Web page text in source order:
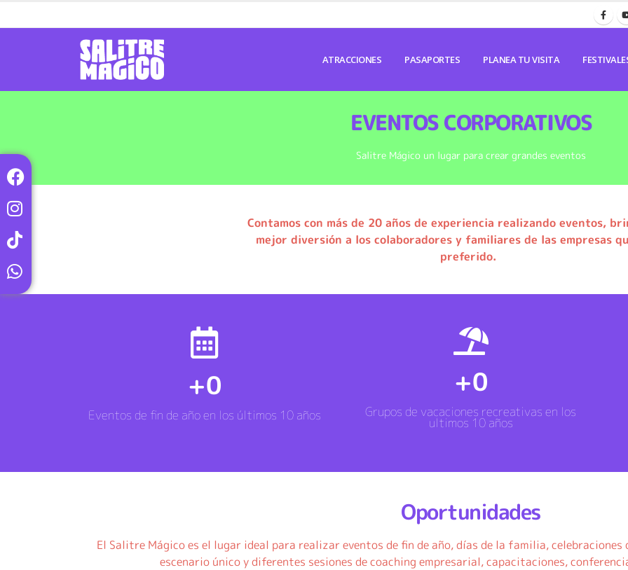
ATRACCIONES PASAPORTES PLANEA TU VISITA
EVENTOS CORPORATIVOS
Salitre Mágico un lugar para crear grandes eventos
Contamos con más de 20 años de experiencia realizando eventos,
mejor diversión a los colaboradores y familiares de las empresas
preferido.
+0
Eventos de fin de año en los últimos 10 años
+0
Grupos de vacaciones recreativas en los
ultimos 10 años
Oportunidades
El Salitre Mágico es el lugar ideal para realizar eventos de fin de año, días de la familia,
escenario único y diferentes sesiones de coaching empresarial, capacitaciones,